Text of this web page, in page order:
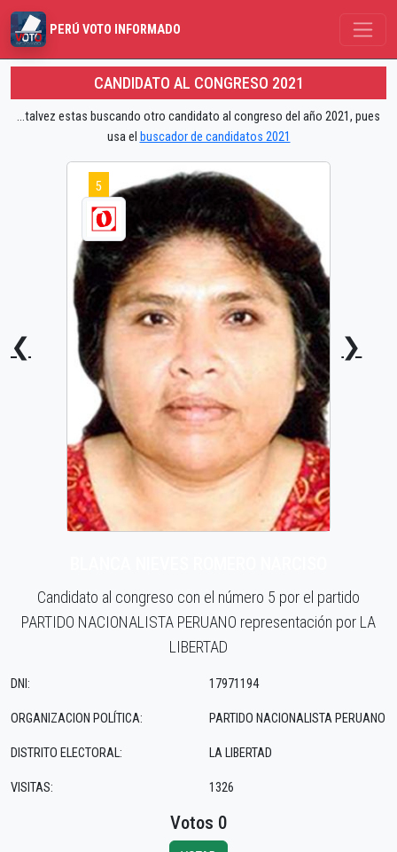
PERÚ VOTO INFORMADO
CANDIDATO AL CONGRESO 2021
...talvez estas buscando otro candidato al congreso del año 2021, pues
usa el buscador de candidatos 2021
❮
5
❯
Candidato al congreso con el número 5 por el partido
PARTIDO NACIONALISTA PERUANO representación por LA
LIBERTAD
DNI:
ORGANIZACION POLÍTICA:
DISTRITO ELECTORAL:
VISITAS:
17971194
PARTIDO NACIONALISTA PERUANO
LA LIBERTAD
1326
Votos 0